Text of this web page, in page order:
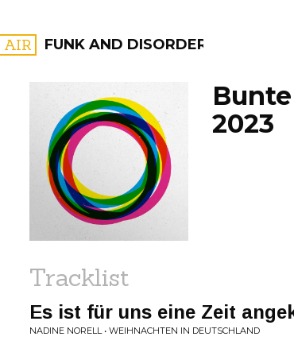
AIR FUNK AND DISORDERLY
FILTER BY:
PROGRAMS
2023
Tracklist
Es ist für uns eine Zeit
NADINE NORELL • WEIHNACHTEN IN DEUTSCHLAND